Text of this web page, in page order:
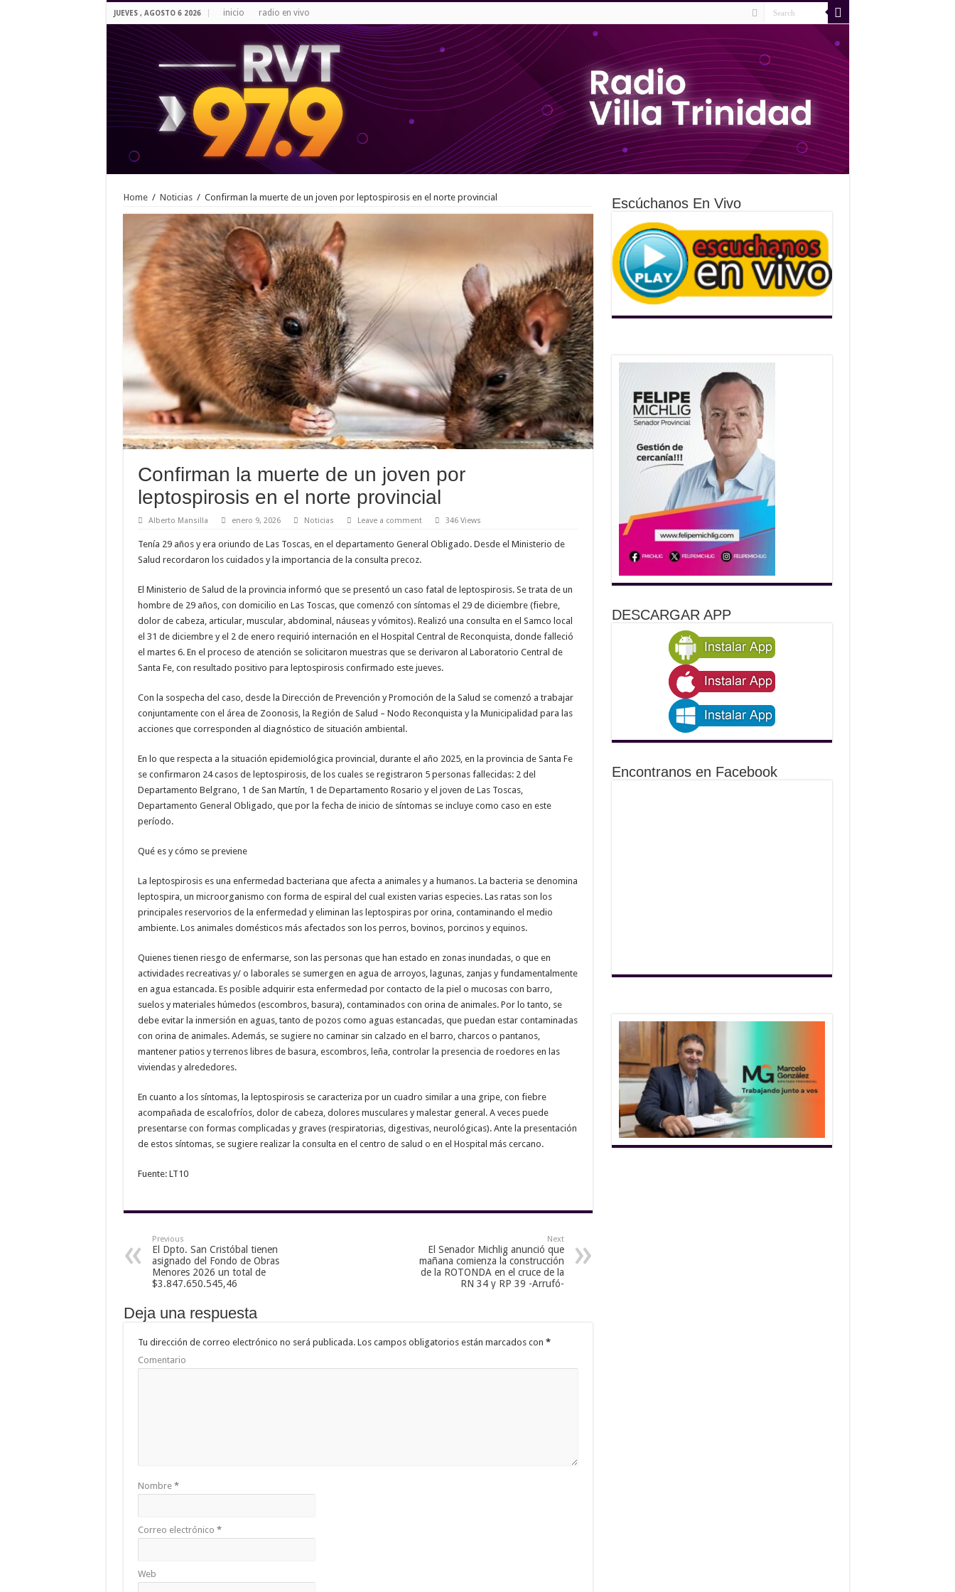
JUEVES , AGOSTO 6 2026 inicio radio en vivo
Home / Noticias / Confirman la muerte de un joven por leptospirosis en el norte provincial
Confirman la muerte de un joven por
leptospirosis en el norte provincial
Alberto Mansilla enero 9, 2026 Noticias Leave a comment 346 Views
Tenía 29 años y era oriundo de Las Toscas, en el departamento General Obligado. Desde el Ministerio de
Salud recordaron los cuidados y la importancia de la consulta precoz.
El Ministerio de Salud de la provincia informó que se presentó un caso fatal de leptospirosis. Se trata de un
hombre de 29 años, con domicilio en Las Toscas, que comenzó con síntomas el 29 de diciembre (fiebre,
dolor de cabeza, articular, muscular, abdominal, náuseas y vómitos). Realizó una consulta en el Samco local
el 31 de diciembre y el 2 de enero requirió internación en el Hospital Central de Reconquista, donde falleció
el martes 6. En el proceso de atención se solicitaron muestras que se derivaron al Laboratorio Central de
Santa Fe, con resultado positivo para leptospirosis confirmado este jueves.
Con la sospecha del caso, desde la Dirección de Prevención y Promoción de la Salud se comenzó a trabajar
conjuntamente con el área de Zoonosis, la Región de Salud – Nodo Reconquista y la Municipalidad para las
acciones que corresponden al diagnóstico de situación ambiental.
En lo que respecta a la situación epidemiológica provincial, durante el año 2025, en la provincia de Santa Fe
se confirmaron 24 casos de leptospirosis, de los cuales se registraron 5 personas fallecidas: 2 del
Departamento Belgrano, 1 de San Martín, 1 de Departamento Rosario y el joven de Las Toscas,
Departamento General Obligado, que por la fecha de inicio de síntomas se incluye como caso en este
período.
Qué es y cómo se previene
La leptospirosis es una enfermedad bacteriana que afecta a animales y a humanos. La bacteria se denomina
leptospira, un microorganismo con forma de espiral del cual existen varias especies. Las ratas son los
principales reservorios de la enfermedad y eliminan las leptospiras por orina, contaminando el medio
ambiente. Los animales domésticos más afectados son los perros, bovinos, porcinos y equinos.
Quienes tienen riesgo de enfermarse, son las personas que han estado en zonas inundadas, o que en
actividades recreativas y/ o laborales se sumergen en agua de arroyos, lagunas, zanjas y fundamentalmente
en agua estancada. Es posible adquirir esta enfermedad por contacto de la piel o mucosas con barro,
suelos y materiales húmedos (escombros, basura), contaminados con orina de animales. Por lo tanto, se
debe evitar la inmersión en aguas, tanto de pozos como aguas estancadas, que puedan estar contaminadas
con orina de animales. Además, se sugiere no caminar sin calzado en el barro, charcos o pantanos,
mantener patios y terrenos libres de basura, escombros, leña, controlar la presencia de roedores en las
viviendas y alrededores.
En cuanto a los síntomas, la leptospirosis se caracteriza por un cuadro similar a una gripe, con fiebre
acompañada de escalofríos, dolor de cabeza, dolores musculares y malestar general. A veces puede
presentarse con formas complicadas y graves (respiratorias, digestivas, neurológicas). Ante la presentación
de estos síntomas, se sugiere realizar la consulta en el centro de salud o en el Hospital más cercano.
Fuente: LT10
Previous
El Dpto. San Cristóbal tienen
asignado del Fondo de Obras
Menores 2026 un total de
$3.847.650.545,46
Next
El Senador Michlig anunció que
mañana comienza la construcción
de la ROTONDA en el cruce de la
RN 34 y RP 39 -Arrufó-
Deja una respuesta
Tu dirección de correo electrónico no será publicada.Los campos obligatorios están marcados con *
Comentario
Nombre *
Correo electrónico *
Web
Escúchanos En Vivo
DESCARGAR APP
Encontranos en Facebook